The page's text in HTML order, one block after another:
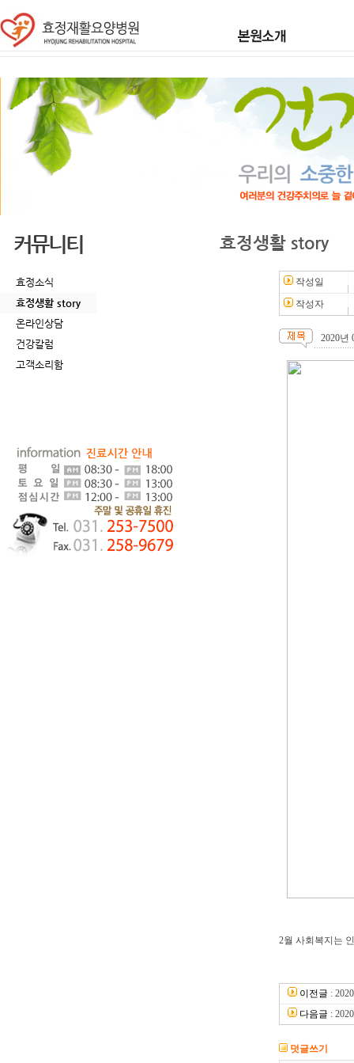
커뮤니티
효정소식
효정생활 story
온라인상담
건강칼럼
고객소리함
효정생활 story
작성일
작성자
2020년
2월 사회복지는
이전글 :
다음글 :
덧글쓰기